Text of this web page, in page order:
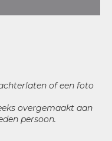
of een foto
overgemaakt aan
persoon.